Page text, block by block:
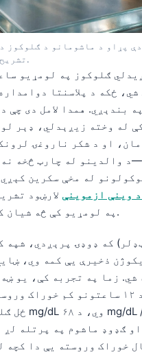
پړاو د ماشومانو د ګلوکوز
تشریح بدلوي.
ګلوکوز په لومړیو
ځکه د پلاسنتا
بندېږي. همدا لامل دی چې
له وخته زیږېدلي، ډېر
او د شکر ناروغۍ
والدینو له چارټ څخه
له مخې سکرین
وینې ازموینې لارښود
په لومړیو کې څه شیان کتل کېږي.
که ډوډۍ پرېږدي، شپه
ذخیرې یې کمه وي،
کلن ماشوم چې د ۱۲ ساعتونو کم خوراک
ګډوډ ماشوم په پرتله لږ
خوراک وروسته یې دا کچه